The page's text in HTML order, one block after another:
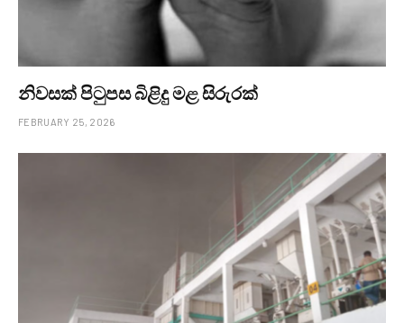
නිවසක් පිටුපස බිළිදු මළ සිරුරක්
FEBRUARY 25, 2026